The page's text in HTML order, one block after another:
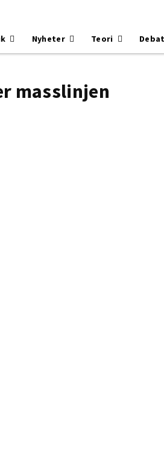
Nyheter Teori
masslinjen